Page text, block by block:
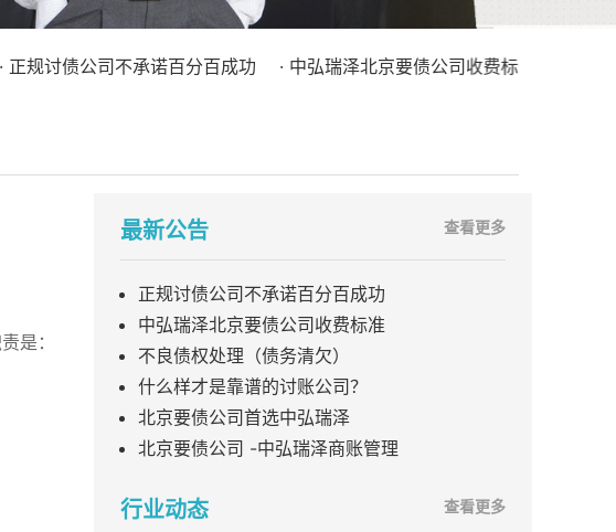
债公司不承诺百分百成功 · 中弘瑞泽北京要债公司收费标准 · 不良债权处
是：
最新公告 查看更多
正规讨债公司不承诺百分百成功
中弘瑞泽北京要债公司收费标准
不良债权处理（债务清欠）
什么样才是靠谱的讨账公司？
北京要债公司首选中弘瑞泽
北京要债公司 -中弘瑞泽商账管理
行业动态 查看更多